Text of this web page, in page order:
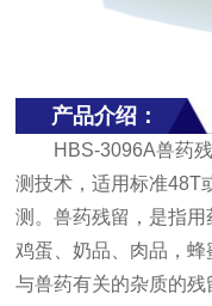
产品介绍：
HBS-3096A兽药
测技术，适用标准48T
测。兽药残留，是指
鸡蛋、奶品、肉品，
与兽药有关的杂质的